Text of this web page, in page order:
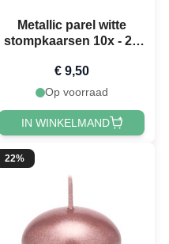
Metallic parel witte
stompkaarsen 10x - 24
€ 9,50
Op voorraad
IN WINKELMAND
22%